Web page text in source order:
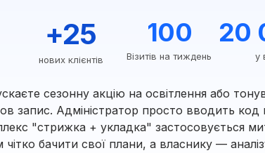
+25
нових клієнтів
100
Візитів на тиждень
20
у
сезонну акцію на освітлення або
запис. Адміністратор просто вводить код
"стрижка + укладка" застосовується
чітко бачити свої плани, а власнику —